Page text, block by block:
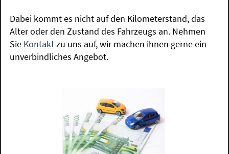
Dabei kommt es nicht auf den Kilometerstand, das
Alter oder den Zustand des Fahrzeugs an. Nehmen
Sie Kontaktzu uns auf, wir machen ihnen gerne ein
unverbindliches Angebot.